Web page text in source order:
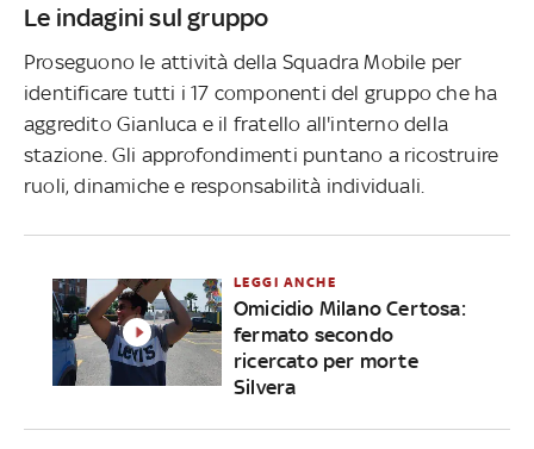
Le indagini sul gruppo
Proseguono le attività della Squadra Mobile per
identificare tutti i 17 componenti del gruppo che ha
aggredito Gianluca e il fratello all'interno della
stazione. Gli approfondimenti puntano a ricostruire
ruoli, dinamiche e responsabilità individuali.
LEGGI ANCHE
Omicidio Milano Certosa:
fermato secondo
ricercato per morte
Silvera